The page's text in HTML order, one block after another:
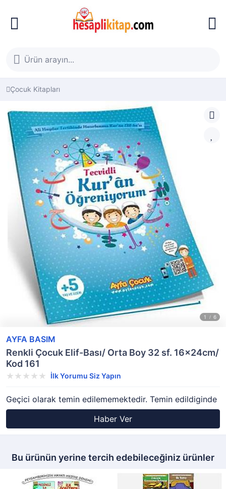
Çocuk Kitapları
AYFA BASIM
Renkli Çocuk Elif-Bası/ Orta Boy 32 sf. 16x24cm/
Kod 161
İlk Yorumu Siz Yapın
Geçici olarak temin edilememektedir. Temin edildiginde
Haber Ver
Bu ürünün yerine tercih edebileceğiniz ürünler